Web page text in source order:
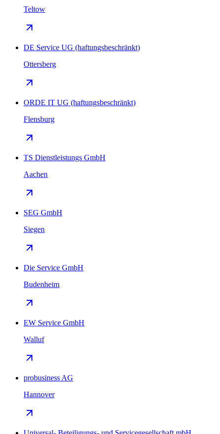
Teltow
DE Service UG (haftungsbeschränkt)
Ottersberg
ORDE IT UG (haftungsbeschränkt)
Flensburg
TS Dienstleistungs GmbH
Aachen
SEG GmbH
Siegen
Die Service GmbH
Budenheim
EW Service GmbH
Walluf
probusiness AG
Hannover